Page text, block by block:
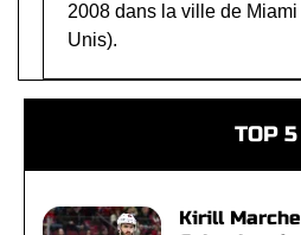
2008 dans la ville de
Unis).
TOP 5
Kirill